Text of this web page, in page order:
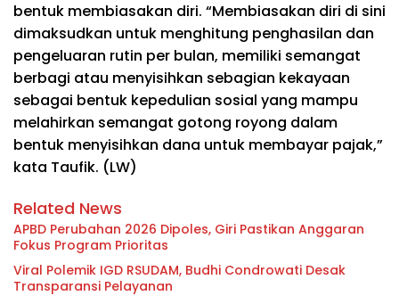
bentuk membiasakan diri. “Membiasakan diri di sini
dimaksudkan untuk menghitung penghasilan dan
pengeluaran rutin per bulan, memiliki semangat
berbagi atau menyisihkan sebagian kekayaan
sebagai bentuk kepedulian sosial yang mampu
melahirkan semangat gotong royong dalam
bentuk menyisihkan dana untuk membayar pajak,”
kata Taufik. (LW)
Related News
APBD Perubahan 2026 Dipoles, Giri Pastikan Anggaran
Fokus Program Prioritas
Viral Polemik IGD RSUDAM, Budhi Condrowati Desak
Transparansi Pelayanan